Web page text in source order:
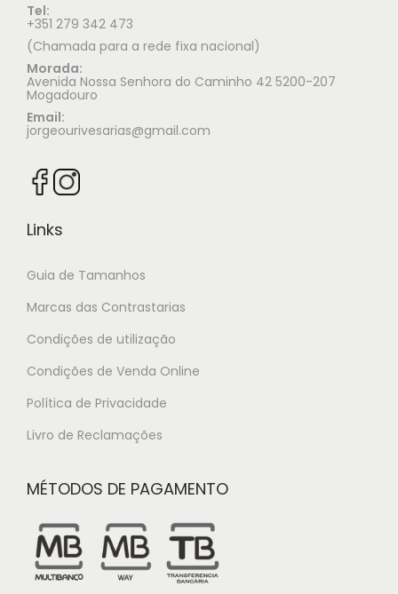
Tel:
+351 279 342 473
(Chamada para a rede fixa nacional)
Morada:
Avenida Nossa Senhora do Caminho 42 5200-207
Mogadouro
Email:
jorgeourivesarias@gmail.com
Links
Guia de Tamanhos
Marcas das Contrastarias
Condições de utilização
Condições de Venda Online
Política de Privacidade
Livro de Reclamações
MÉTODOS DE PAGAMENTO